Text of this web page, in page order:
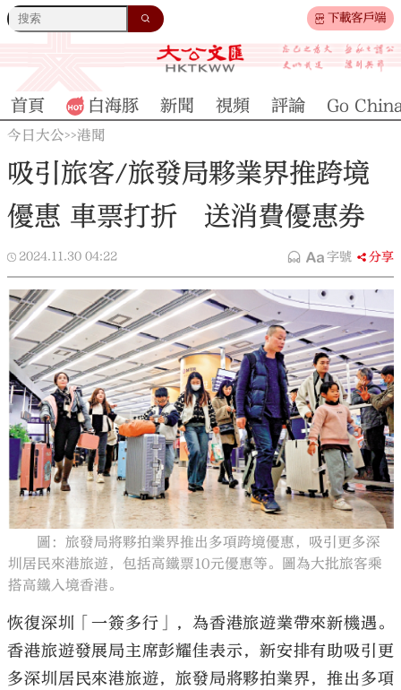
下載客戶端
大公文匯
首頁 白海豚 新聞 視頻 評論 Go
今日大公>>港聞
吸引旅客/旅發局夥業界推跨境
優惠 車票打折 送消費優惠券
2024.11.30 04:22 字號 分享
圖：旅發局將夥拍業界推出多項跨境優惠，吸引更多深
圳居民來港旅遊，包括高鐵票10元優惠等。圖為大批旅客乘
搭高鐵入境香港。
恢復深圳「一簽多行」，為香港旅遊業帶來新機遇。
香港旅遊發展局主席彭耀佳表示，新安排有助吸引更
多深圳居民來港旅遊，旅發局將夥拍業界，推出多項